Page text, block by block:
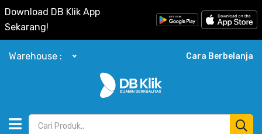
Download DB Klik App
Sekarang!
Warehouse : Cara Berbelanja